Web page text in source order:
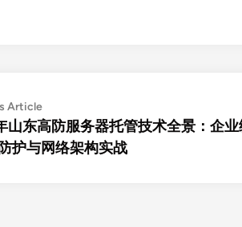
ArticlePrevious
article:
山东高防服务器托管技术全景：企业
护与网络架构实战